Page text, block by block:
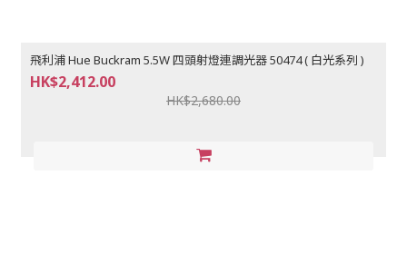
飛利浦 Hue Buckram 5.5W 四頭射燈連調光器 50474 ( 白光系列 )
HK$2,412.00
HK$2,680.00